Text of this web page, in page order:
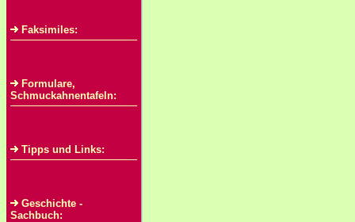
Faksimiles:
Formulare,
Schmuckahnentafeln:
Tipps und Links:
Geschichte -
Sachbuch: